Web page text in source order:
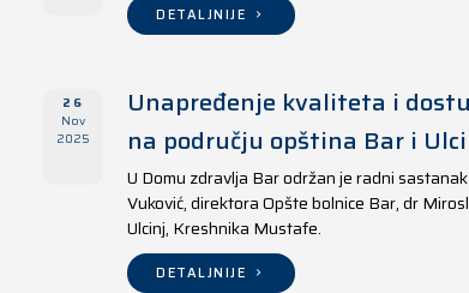
DETALJNIJE
26
Nov
2025
Unapređenje kvaliteta i
na području opština Bar i
U Domu zdravlja Bar održan je radni
Vuković, direktora Opšte bolnice Bar, dr
Ulcinj, Kreshnika Mustafe.
DETALJNIJE